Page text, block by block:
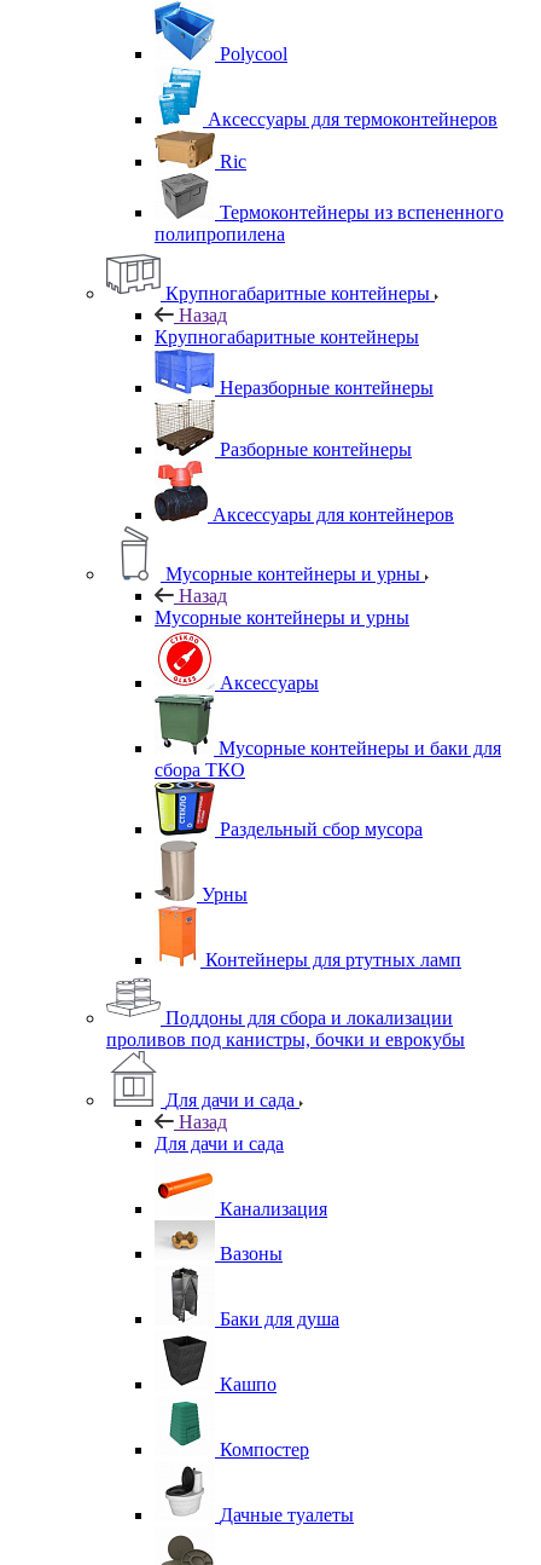
Polycool
Аксессуары для термоконтейнеров
Ric
Термоконтейнеры из вспененного
полипропилена
Крупногабаритные контейнеры
Назад
Крупногабаритные контейнеры
Неразборные контейнеры
Разборные контейнеры
Аксессуары для контейнеров
Мусорные контейнеры и урны
Назад
Мусорные контейнеры и урны
Аксессуары
Мусорные контейнеры и баки для
сбора ТКО
Раздельный сбор мусора
Урны
Контейнеры для ртутных ламп
Поддоны для сбора и локализации
проливов под канистры, бочки и еврокубы
Для дачи и сада
Назад
Для дачи и сада
Канализация
Вазоны
Баки для душа
Кашпо
Компостер
Дачные туалеты